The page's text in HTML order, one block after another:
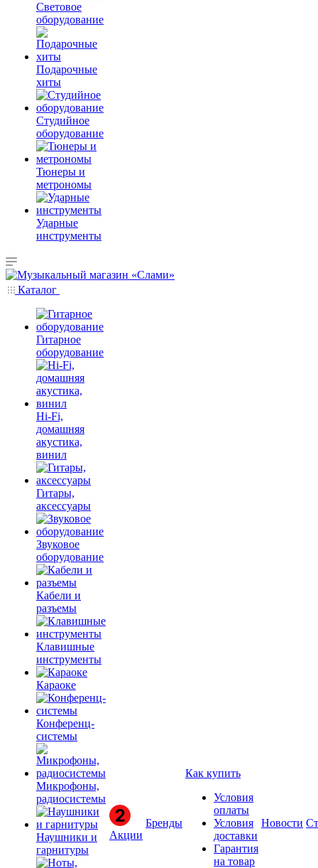
Световое
оборудование
Подарочные
хиты
Студийное
оборудование
Тюнеры и
метрономы
Ударные
инструменты
Каталог
Гитарное
оборудование
Hi-Fi,
домашняя
акустика,
винил
Гитары,
аксессуары
Звуковое
оборудование
Кабели и
разъемы
Клавишные
инструменты
Караоке
Конференц-
системы
Микрофоны,
радиосистемы
Наушники и
гарнитуры
Акции
Бренды
Как купить
Условия
оплаты
Условия
доставки
Гарантия
на товар
Новости